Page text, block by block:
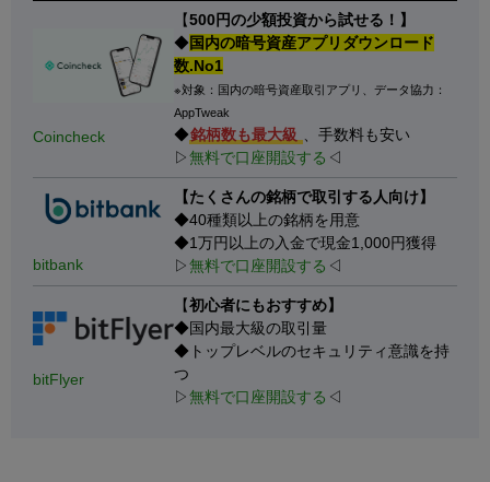
Coincheck
【500円の少額投資から試せる！】
◆国内の暗号資産アプリダウンロード
数.No1
※対象：国内の暗号資産取引アプリ、データ協力：
AppTweak
◆銘柄数も最大級 、手数料も安い
▷無料で口座開設する ◁
bitbank
【たくさんの銘柄で取引する人向け】
◆40種類以上の銘柄を用意
◆1万円以上の入金で現金1,000円獲得
▷無料で口座開設する ◁
bitFlyer
【初心者にもおすすめ】
◆国内最大級の取引量
◆トップレベルのセキュリティ意識を持
つ
▷無料で口座開設する ◁